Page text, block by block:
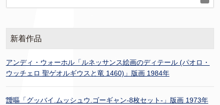
新着作品
アンディ・ウォーホル「ルネッサンス絵画のディテール (パオロ・
ウッチェロ 聖ゲオルギウスと竜 1460)」版画 1984年
靉嘔「グッバイ.ムッシュウ.ゴーギャン-8枚セット-」版画 1973年